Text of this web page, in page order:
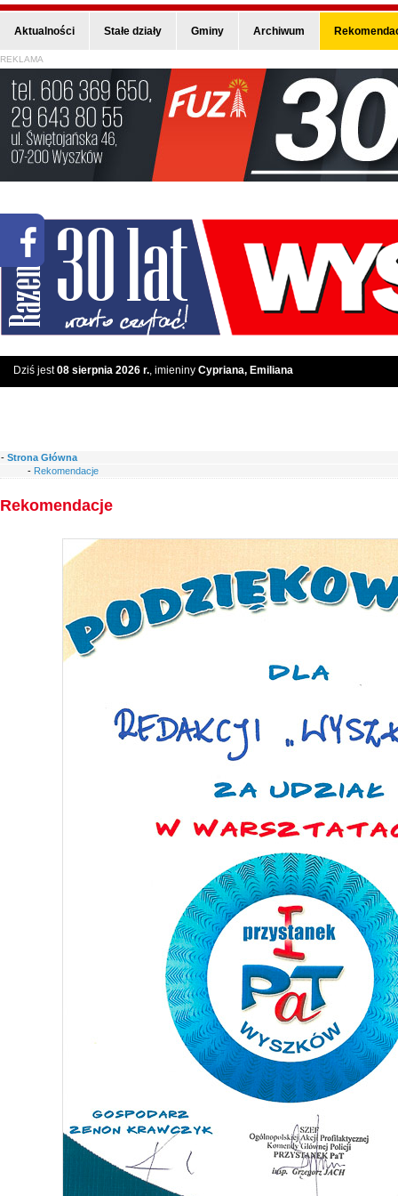
Aktualności Stałe działy Gminy Archiwum
REKLAMA
Dziś jest08 sierpnia 2026 r., imieniny Cypriana, Emiliana
- Strona Główna
- Rekomendacje
Rekomendacje